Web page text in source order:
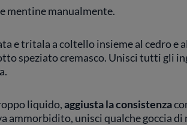
mentine manualmente.
e tritala a coltello insieme al cedro e al
speziato cremasco. Unisci tutti gli
liquido,aggiusta la consistenza
ammorbidito, unisci qualche goccia di